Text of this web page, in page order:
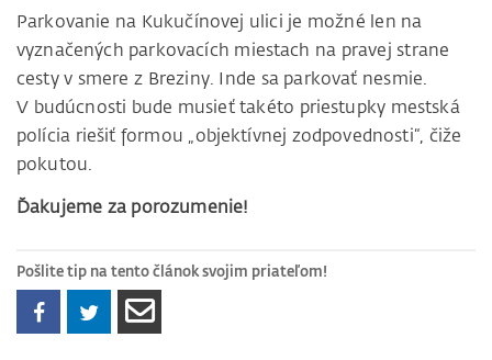
Parkovanie na Kukučínovej ulici je možné len na
vyznačených parkovacích miestach na pravej strane
cesty v smere z Breziny. Inde sa parkovať nesmie.
V budúcnosti bude musieť takéto priestupky mestská
polícia riešiť formou „objektívnej zodpovednosti“, čiže
pokutou.
Ďakujeme za porozumenie!
Pošlite tip na tento článok svojim priateľom!